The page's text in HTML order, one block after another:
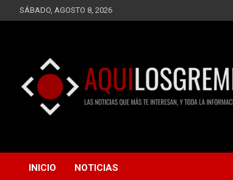
Saltar
al
SÁBADO, AGOSTO 8, 2026
AQUÍ LOS
INFORMACIÓN GREMIAL
INICIO
NOTICIAS